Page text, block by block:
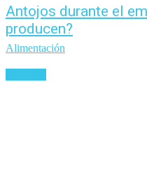
Antojos durante el
producen?
Alimentación